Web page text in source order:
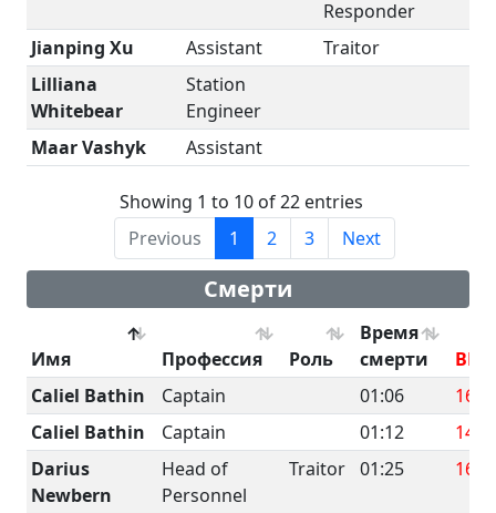
Responder
Jianping Xu
Assistant
Traitor
Lilliana
Whitebear
Station
Engineer
Maar Vashyk
Assistant
Showing 1 to 10 of 22 entries
Previous
1 2 3 Next
Смерти
Имя Профессия Роль
Время
смерти
Caliel Bathin
Captain 01:06
166
Caliel Bathin
Captain 01:12
Darius
Newbern
Head of
Personnel
Traitor 01:25